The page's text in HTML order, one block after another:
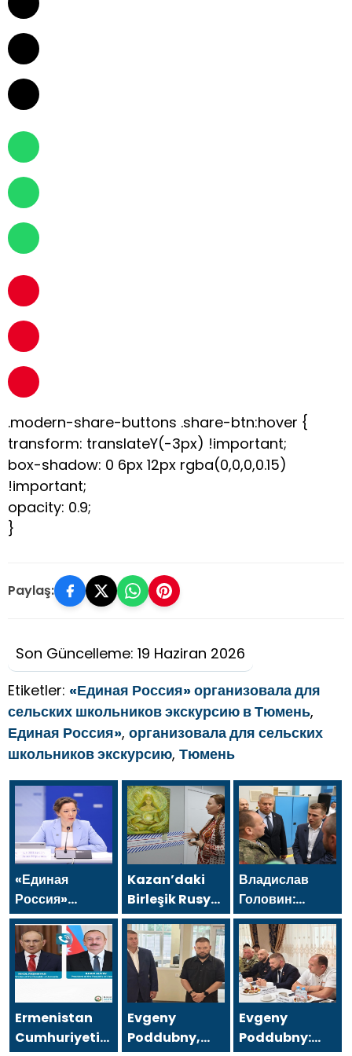
.modern-share-buttons .share-btn:hover {
transform: translateY(-3px) !important;
box-shadow: 0 6px 12px rgba(0,0,0,0.15)
!important;
opacity: 0.9;
}
Paylaş:
Son Güncelleme: 19 Haziran 2026
Etiketler: «Единая Россия» организовала для
сельских школьников экскурсию в Тюмень,
Единая Россия», организовала для сельских
школьников экскурсию, Тюмень
«Единая
Россия»
предлагает
усилить
защиту детей
на
аттракционах
Kazan’daki
Birleşik Rusya
Halk
Destekleme
Genel
Merkezi’nde
felsefi
resimlerden
oluşan bir
Владислав
Головин:
Новая
Народная
программа
«Единой
России» будет
ориентирована
на развитие
Ermenistan
Cumhuriyeti
Evgeny
Poddubny,
Evgeny
Poddubny: